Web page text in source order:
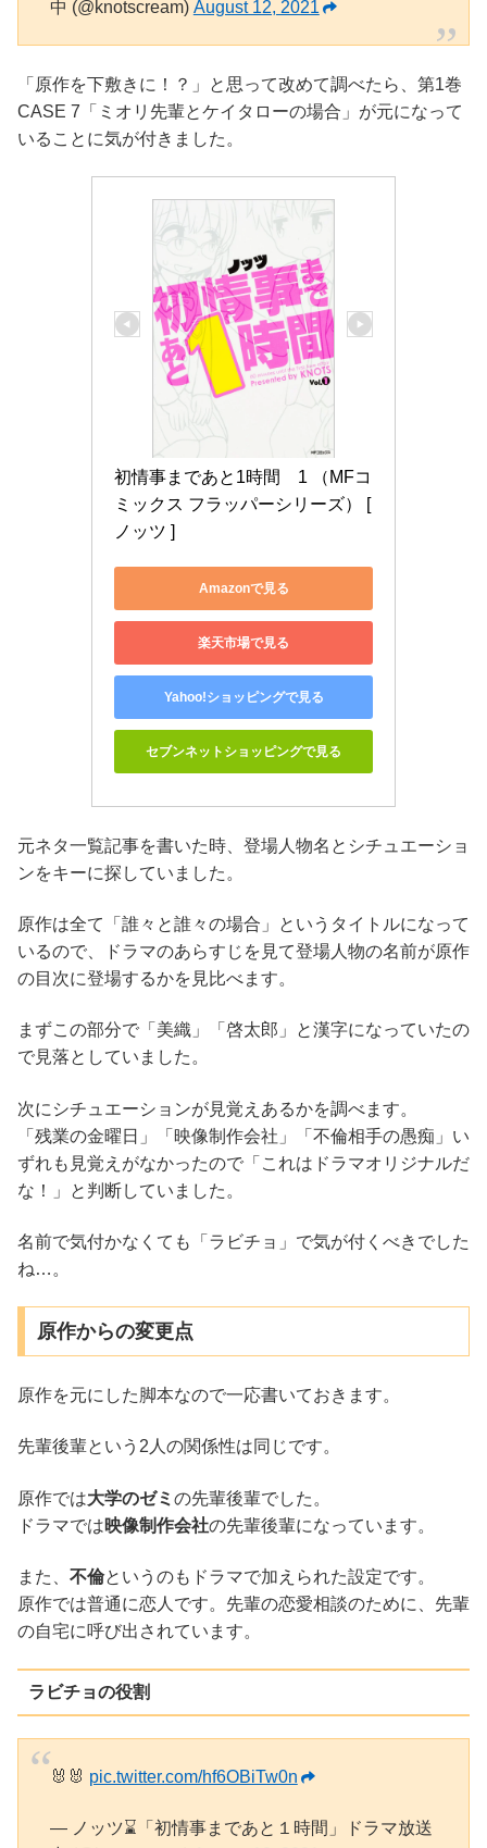
中 (@knotscream) August 12, 2021
「原作を下敷きに！？」と思って改めて調べたら、第1巻
CASE 7「ミオリ先輩とケイタローの場合」が元になって
いることに気が付きました。
初情事まであと1時間　1 （MFコ
ミックス フラッパーシリーズ） [
ノッツ ]
Amazonで見る
楽天市場で見る
Yahoo!ショッピングで見る
セブンネットショッピングで見る
元ネタ一覧記事を書いた時、登場人物名とシチュエーショ
ンをキーに探していました。
原作は全て「誰々と誰々の場合」というタイトルになって
いるので、ドラマのあらすじを見て登場人物の名前が原作
の目次に登場するかを見比べます。
まずこの部分で「美織」「啓太郎」と漢字になっていたの
で見落としていました。
次にシチュエーションが見覚えあるかを調べます。
「残業の金曜日」「映像制作会社」「不倫相手の愚痴」い
ずれも見覚えがなかったので「これはドラマオリジナルだ
な！」と判断していました。
名前で気付かなくても「ラビチョ」で気が付くべきでした
ね…。
原作からの変更点
原作を元にした脚本なので一応書いておきます。
先輩後輩という2人の関係性は同じです。
原作では大学のゼミ の先輩後輩でした。
ドラマでは映像制作会社の先輩後輩になっています。
また、 不倫というのもドラマで加えられた設定です。
原作では普通に恋人です。先輩の恋愛相談のために、先輩
の自宅に呼び出されています。
ラビチョの役割
🐰🐰 pic.twitter.com/hf6OBiTw0n
— ノッツ⌛「初情事まであと１時間」ドラマ放送